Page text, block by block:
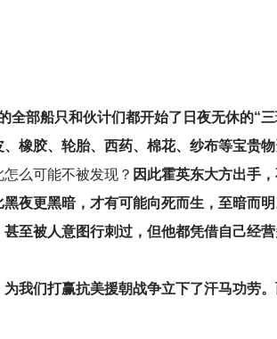
全部船只和伙计们都开始了日夜无休的“
橡胶、轮胎、西药、棉花、纱布等宝贵物
么可能不被发现？ 因此霍英东大方出手
夜更黑暗，才有可能向死而生，至暗而
至被人意图行刺过，但他都凭借自己经
我们打赢抗美援朝战争立下了汗马功劳